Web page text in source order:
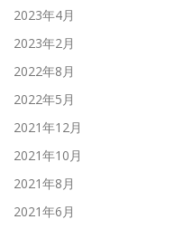
2023年4月
2023年2月
2022年8月
2022年5月
2021年12月
2021年10月
2021年8月
2021年6月